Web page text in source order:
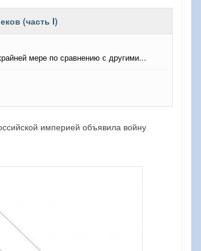
империей объявила войну